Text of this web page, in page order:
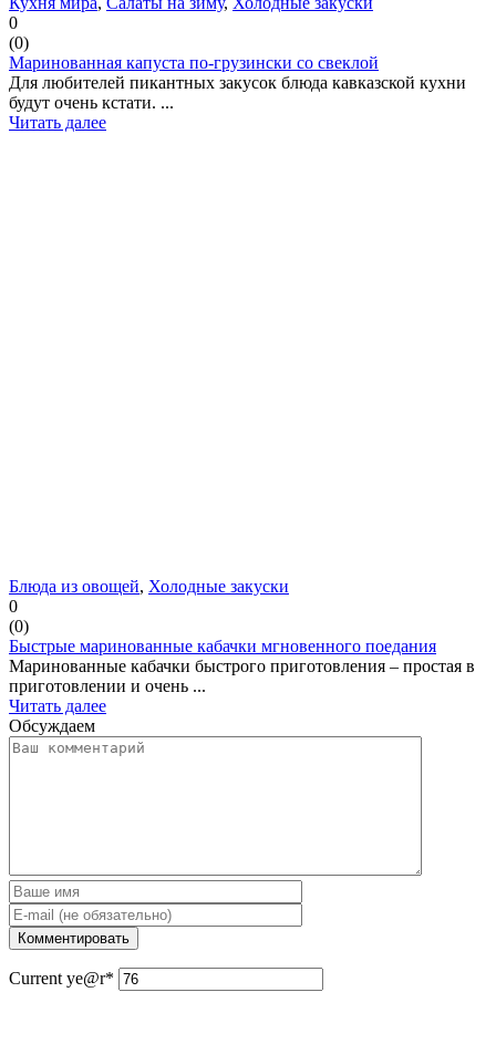
0
(0)
Маринованная капуста по-грузински со свеклой
Для любителей пикантных закусок блюда кавказской кухни
будут очень кстати. ...
Читать далее
Блюда из овощей, Холодные закуски
0
(0)
Быстрые маринованные кабачки мгновенного поедания
Маринованные кабачки быстрого приготовления – простая в
приготовлении и очень ...
Читать далее
Обсуждаем
Current ye@r*